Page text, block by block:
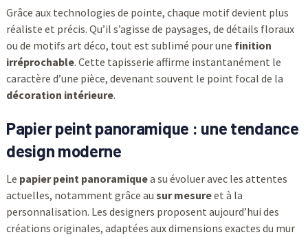
Grâce aux technologies de pointe, chaque motif devient plus
réaliste et précis. Qu’il s’agisse de paysages, de détails floraux
ou de motifs art déco, tout est sublimé pour une finition
irréprochable. Cette tapisserie affirme instantanément le
caractère d’une pièce, devenant souvent le point focal de la
décoration intérieure.
Papier peint panoramique : une tendance
design moderne
Le papier peint panoramiquea su évoluer avec les attentes
actuelles, notamment grâce au sur mesureet à la
personnalisation. Les designers proposent aujourd’hui des
créations originales, adaptées aux dimensions exactes du mur